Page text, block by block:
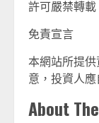
許可嚴禁轉
免責宣言
本網站所提
意，投資人
About